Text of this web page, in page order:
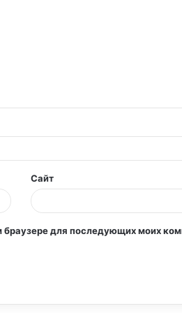
Раздельное
Сайт
браузере для последующих моих